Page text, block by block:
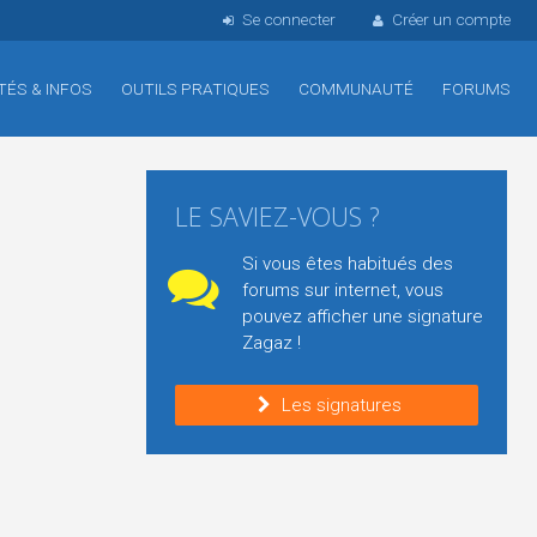
Se connecter Créer un compte
& INFOS OUTILS PRATIQUES COMMUNAUTÉ FORUMS
LE SAVIEZ-VOUS ?
Si vous êtes habitués des
forums sur internet, vous
pouvez afficher une signature
Zagaz !
Les signatures